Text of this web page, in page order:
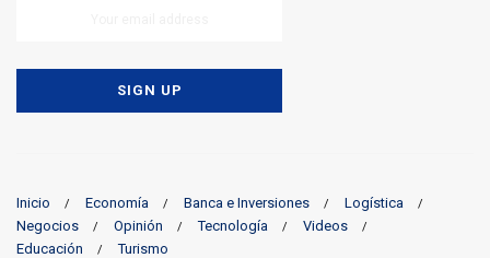
Inicio Economía Banca e Inversiones
Logística
Negocios
Opinión Tecnología
Videos
Educación
Turismo